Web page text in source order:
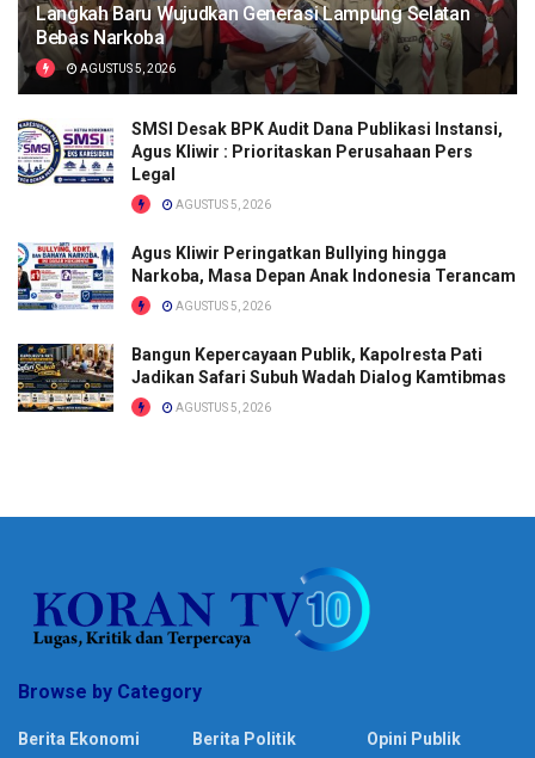
Langkah Baru Wujudkan Generasi Lampung Selatan
Bebas Narkoba
AGUSTUS 5, 2026
SMSI Desak BPK Audit Dana Publikasi Instansi,
Agus Kliwir : Prioritaskan Perusahaan Pers
Legal
AGUSTUS 5, 2026
Agus Kliwir Peringatkan Bullying hingga
Narkoba, Masa Depan Anak Indonesia Terancam
AGUSTUS 5, 2026
Bangun Kepercayaan Publik, Kapolresta Pati
Jadikan Safari Subuh Wadah Dialog Kamtibmas
AGUSTUS 5, 2026
Browse by Category
Berita Ekonomi
Berita Politik
Opini Publik